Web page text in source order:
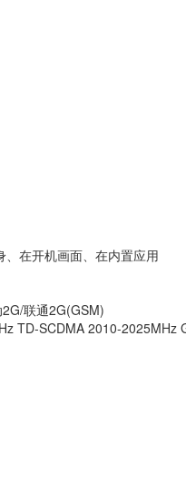
在开机画面、在内置应用
联通2G(GSM)
TD-SCDMA 2010-2025MHz